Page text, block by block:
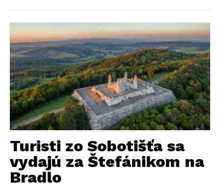
Turisti zo Sobotišťa sa
vydajú za Štefánikom na
Bradlo